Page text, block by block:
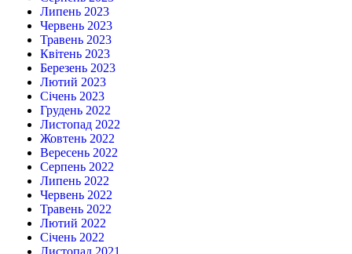
Липень 2023
Червень 2023
Травень 2023
Квітень 2023
Березень 2023
Лютий 2023
Січень 2023
Грудень 2022
Листопад 2022
Жовтень 2022
Вересень 2022
Серпень 2022
Липень 2022
Червень 2022
Травень 2022
Лютий 2022
Січень 2022